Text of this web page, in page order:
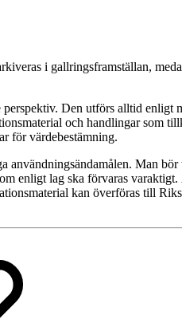
i gallringsframställan,
Den utförs alltid
och handlingar som
för värdebestämning.
Man
enligt lag ska förvaras
kan överföras till